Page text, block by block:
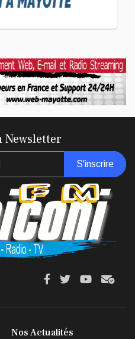
S'inscrire
fa
fa
fab
fas
Nos Actualités